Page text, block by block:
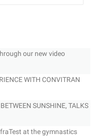
our new video
WITH CONVITRAN
SUNSHINE, TALKS
at the gymnastics